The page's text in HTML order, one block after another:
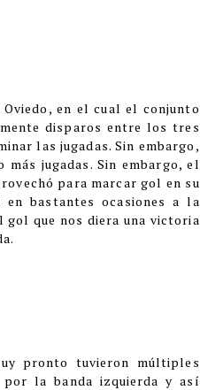
en el cual el conjunto
disparos entre los tres
las jugadas. Sin embargo,
jugadas. Sin embargo, el
para marcar gol en su
bastantes ocasiones a la
que nos diera una victoria
pronto tuvieron múltiples
la banda izquierda y así